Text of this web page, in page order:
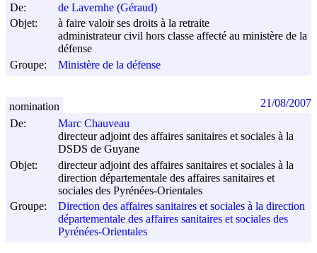
De:
de Lavernhe (Géraud)
Objet:
à faire valoir ses droits à la retraite
administrateur civil hors classe affecté au ministère de la
défense
Groupe:
Ministère de la défense
De:
Marc Chauveau
directeur adjoint des affaires sanitaires et sociales à la
DSDS de Guyane
Objet:
directeur adjoint des affaires sanitaires et sociales à la
direction départementale des affaires sanitaires et
sociales des Pyrénées-Orientales
Groupe:
Direction des affaires sanitaires et sociales à la direction
départementale des affaires sanitaires et sociales des
Pyrénées-Orientales
nomination 21/08/2007